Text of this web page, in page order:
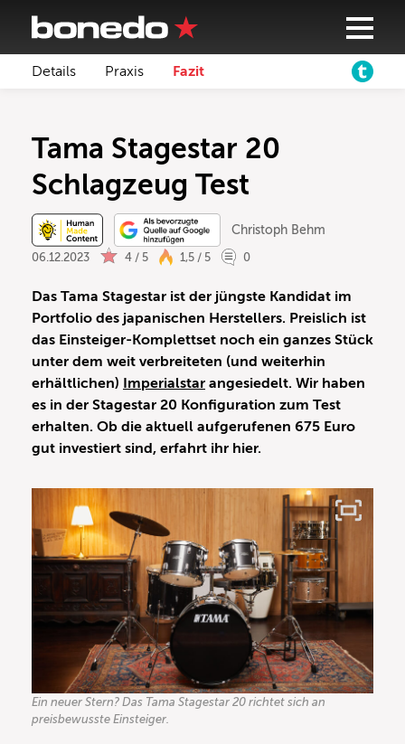
Details Praxis Fazit
Tama Stagestar 20
Schlagzeug Test
Christoph Behm
06.12.2023 4 / 5 1,5 / 5 0
Das Tama Stagestar ist der jüngste Kandidat im
Portfolio des japanischen Herstellers. Preislich ist
das Einsteiger-Komplettset noch ein ganzes Stück
unter dem weit verbreiteten (und weiterhin
erhältlichen) Imperialstar angesiedelt. Wir haben
es in der Stagestar 20 Konfiguration zum Test
erhalten. Ob die aktuell aufgerufenen 675 Euro
gut investiert sind, erfahrt ihr hier.
Ein neuer Stern? Das Tama Stagestar 20 richtet sich an
preisbewusste Einsteiger.